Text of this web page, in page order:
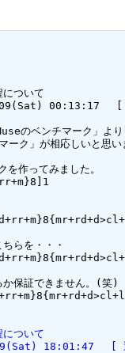
について
09(Sat) 18:01:47　